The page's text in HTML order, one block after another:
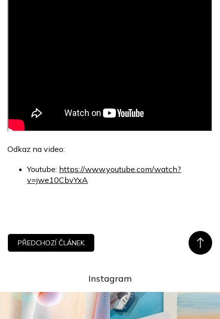
Odkaz na video:
Youtube: https://www.youtube.com/watch?
v=jwe10CbvYxA
PŘEDCHOZÍ ČLÁNEK
Instagram